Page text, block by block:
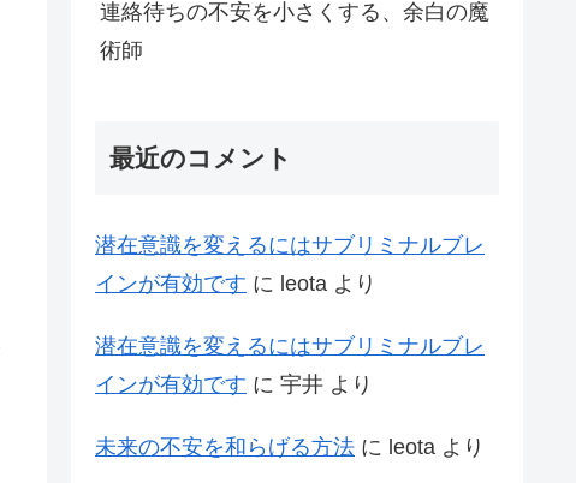
連絡待ちの不安を小さくする、余白の魔
術師
最近のコメント
潜在意識を変えるにはサブリミナルブレ
インが有効です に leota より
潜在意識を変えるにはサブリミナルブレ
インが有効です に 宇井 より
未来の不安を和らげる方法 に leota より